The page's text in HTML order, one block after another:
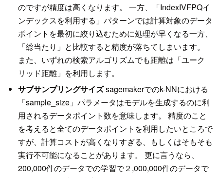
のですが精度は高くなります。 一方、「IndexIVFPQイ
ンデックスを利用する」パターンでは計算対象のデータ
ポイントを最初に絞り込むために処理が早くなる一方、
「総当たり」と比較すると精度が落ちてしまいます。
また、いずれの検索アルゴリズムでも距離は「ユーク
リッド距離」を利用します。
サブサンプリングサイズsagemakerでのk-NNにおける
「sample_size」パラメータはモデルを生成するのに利
用されるデータポイント数を意味します。 精度のこと
を考えると全てのデータポイントを利用したいところで
すが、計算コストが高くなりすぎる、もしくはそもそも
実行不可能になることがあります。 更に言うなら、
200,000件のデータでの学習で２,000,000件のデータで